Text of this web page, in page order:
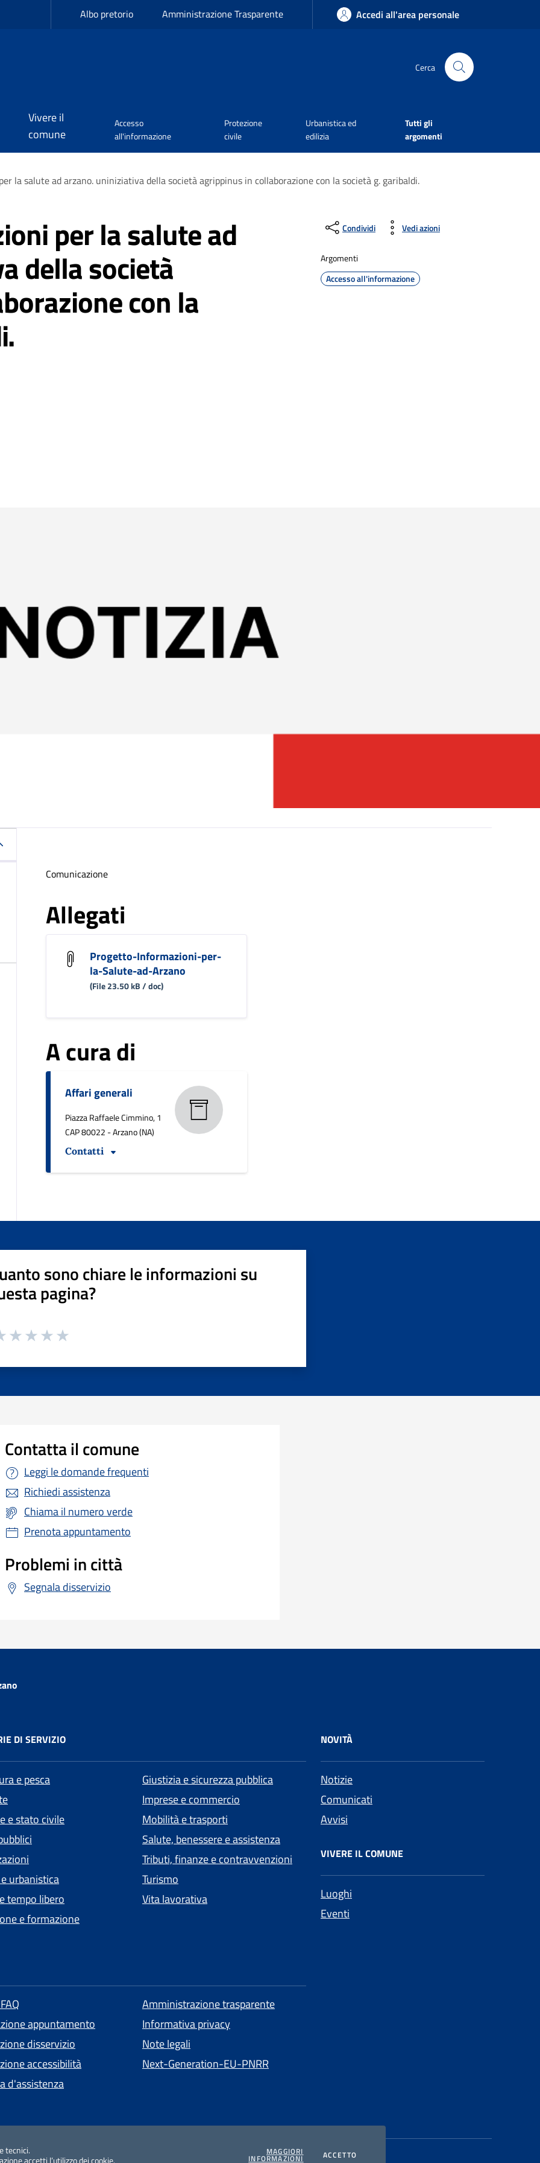
Albo pretorio Amministrazione Trasparente Accedi all'area personale
Cerca
Vivere il
comune
Accesso
all'informazione
Protezione
civile
Urbanistica ed
edilizia
Tutti gli
argomenti
tecnici.
accetti l’utilizzo dei cookie.
MAGGIORI
INFORMAZIONI ACCETTOI COOKIES
la salute ad arzano. uniniziativa della società agrippinus in collaborazione con la società g. garibaldi.
per la salute ad
della società
con la
Condividi Vedi azioni
Argomenti
Accesso all'informazione
Comunicazione
Allegati
Progetto-Informazioni-per-
la-Salute-ad-Arzano
(File 23.50 kB / doc)
A cura di
Affari generali
Piazza Raffaele Cimmino, 1
CAP 80022 - Arzano (NA)
Contatti
sono chiare le informazioni su
pagina?
Contatta il comune
Leggi le domande frequenti
Richiedi assistenza
Chiama il numero verde
Prenota appuntamento
Problemi in città
Segnala disservizio
DI SERVIZIO
e pesca
e stato civile
urbanistica
tempo libero
e formazione
Giustizia e sicurezza pubblica
Imprese e commercio
Mobilità e trasporti
Salute, benessere e assistenza
Tributi, finanze e contravvenzioni
Turismo
Vita lavorativa
NOVITÀ
Notizie
Comunicati
Avvisi
VIVERE IL COMUNE
Luoghi
Eventi
appuntamento
disservizio
accessibilità
d'assistenza
Amministrazione trasparente
Informativa privacy
Note legali
Next-Generation-EU-PNRR